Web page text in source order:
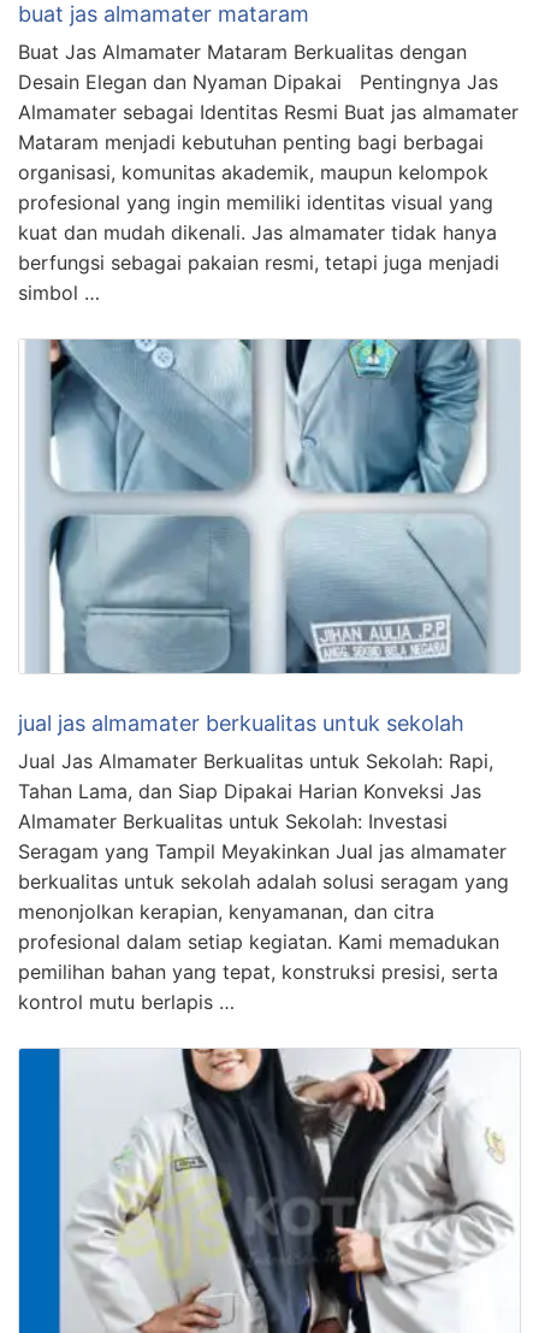
buat jas almamater mataram
Buat Jas Almamater Mataram Berkualitas dengan
Desain Elegan dan Nyaman Dipakai Pentingnya Jas
Almamater sebagai Identitas Resmi Buat jas almamater
Mataram menjadi kebutuhan penting bagi berbagai
organisasi, komunitas akademik, maupun kelompok
profesional yang ingin memiliki identitas visual yang
kuat dan mudah dikenali. Jas almamater tidak hanya
berfungsi sebagai pakaian resmi, tetapi juga menjadi
simbol …
jual jas almamater berkualitas untuk sekolah
Jual Jas Almamater Berkualitas untuk Sekolah: Rapi,
Tahan Lama, dan Siap Dipakai Harian Konveksi Jas
Almamater Berkualitas untuk Sekolah: Investasi
Seragam yang Tampil Meyakinkan Jual jas almamater
berkualitas untuk sekolah adalah solusi seragam yang
menonjolkan kerapian, kenyamanan, dan citra
profesional dalam setiap kegiatan. Kami memadukan
pemilihan bahan yang tepat, konstruksi presisi, serta
kontrol mutu berlapis …